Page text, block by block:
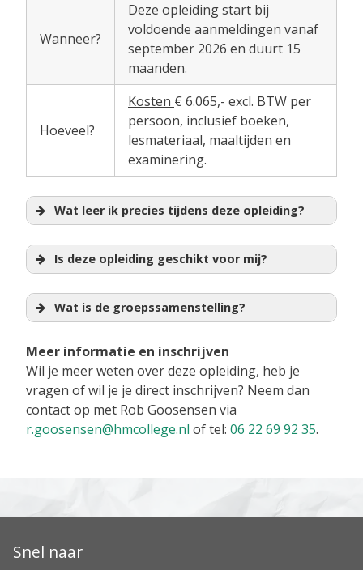
Wanneer?
Deze opleiding start bij
voldoende aanmeldingen vanaf
september 2026 en duurt 15
maanden.
Hoeveel?
Kosten € 6.065,- excl. BTW per
persoon, inclusief boeken,
lesmateriaal, maaltijden en
examinering.
Wat leer ik precies tijdens deze opleiding?
Is deze opleiding geschikt voor mij?
Wat is de groepssamenstelling?
Meer informatie en inschrijven
Wil je meer weten over deze opleiding, heb je
vragen of wil je je direct inschrijven? Neem dan
contact op met Rob Goosensen via
r.goosensen@hmcollege.nl of tel: 06 22 69 92 35.
Snel naar